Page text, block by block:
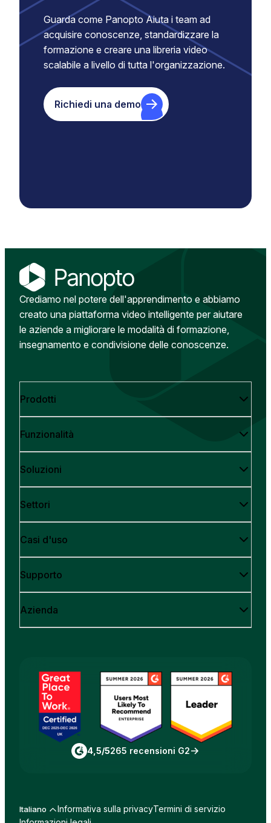
Guarda come Panopto Aiuta i team ad
acquisire conoscenze, standardizzare la
formazione e creare una libreria video
scalabile a livello di tutta l'organizzazione.
Richiedi una demo
Crediamo nel potere dell'apprendimento e abbiamo
creato una piattaforma video intelligente per aiutare
le aziende a migliorare le modalità di formazione,
insegnamento e condivisione delle conoscenze.
Prodotti
Funzionalità
Soluzioni
Settori
Casi d'uso
Supporto
Azienda
4,5/5265 recensioni G2
Italiano Informativa sulla privacyTermini di servizio